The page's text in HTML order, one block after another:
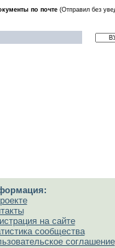
по почте (Отправил без
на сайте
сообщества
соглашение